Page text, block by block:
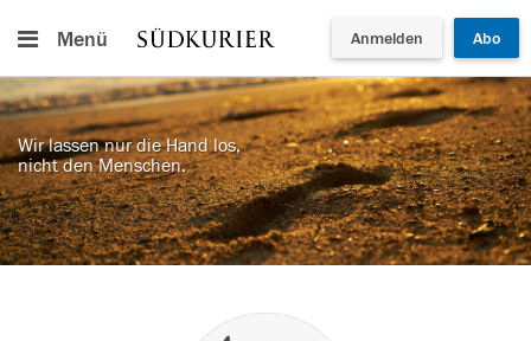
Menü Anmelden Abo
Wir lassen nur die Hand los,
nicht den Menschen.